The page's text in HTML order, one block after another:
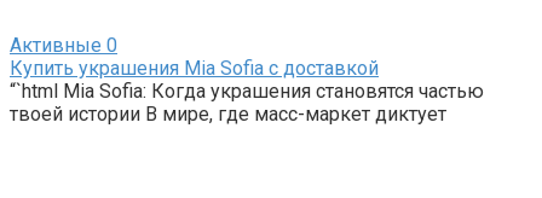
Активные 0
Купить украшения Mia Sofia с доставкой
“`html Mia Sofia: Когда украшения становятся частью
твоей истории В мире, где масс-маркет диктует